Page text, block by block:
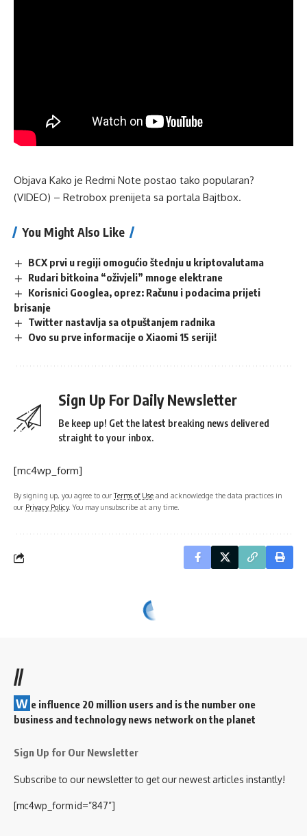
Objava Kako je Redmi Note postao tako popularan?
(VIDEO) – Retrobox prenijeta sa portala Bajtbox.
You Might Also Like
BCX prvi u regiji omogućio štednju u kriptovalutama
Rudari bitkoina “oživjeli” mnoge elektrane
Korisnici Googlea, oprez: Računu i podacima prijeti
brisanje
Twitter nastavlja sa otpuštanjem radnika
Ovo su prve informacije o Xiaomi 15 seriji!
Sign Up For Daily Newsletter
Be keep up! Get the latest breaking news delivered
straight to your inbox.
[mc4wp_form]
By signing up, you agree to ourTerms of Use and acknowledge the data practices in
our Privacy Policy. You may unsubscribe at any time.
//
W e influence 20 million users and is the number one
business and technology news network on the planet
Sign Up for Our Newsletter
Subscribe to our newsletter to get our newest articles instantly!
[mc4wp_form id=”847”]